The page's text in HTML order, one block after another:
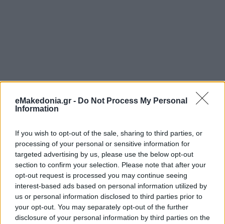
eMakedonia.gr - Do Not Process My Personal
Information
If you wish to opt-out of the sale, sharing to third parties, or
processing of your personal or sensitive information for
targeted advertising by us, please use the below opt-out
section to confirm your selection. Please note that after your
opt-out request is processed you may continue seeing
interest-based ads based on personal information utilized by
us or personal information disclosed to third parties prior to
your opt-out. You may separately opt-out of the further
disclosure of your personal information by third parties on the